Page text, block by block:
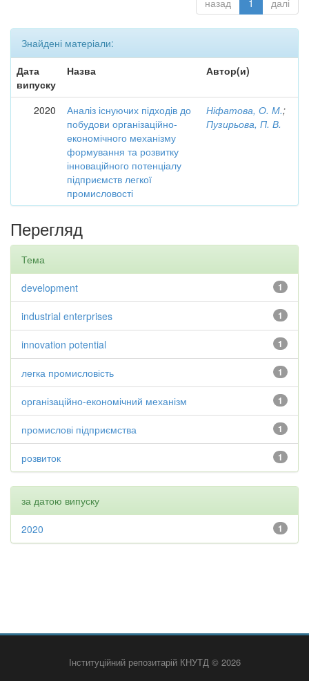
назад 1 далі
Знайдені матеріали:
Дата
випуску
Назва Автор(и)
2020
Аналіз існуючих підходів до
побудови організаційно-
економічного механізму
формування та розвитку
інноваційного потенціалу
підприємств легкої
промисловості
Ніфатова, О. М.;
Пузирьова, П. В.
Перегляд
Тема
1
development
1
industrial enterprises
1
innovation potential
1
легка промисловість
1
організаційно-економічний механізм
1
промислові підприємства
1
розвиток
за датою випуску
1
2020
Інституційний репозитарій КНУТД © 2026